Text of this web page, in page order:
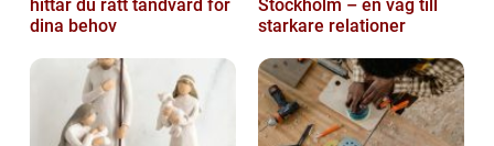
hittar du rätt tandvård för
dina behov
Stockholm – en väg till
starkare relationer